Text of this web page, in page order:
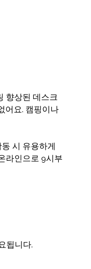
향상된 데스크
어요. 캠핑이나
시 유용하게
라인으로 9시부
됩니다.